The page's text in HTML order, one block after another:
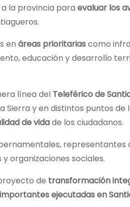
a la provincia para evaluar los
en áreas prioritariascomo
educación y desarrollo
línea del Teleférico de
y en distintos puntos de
de vidade los ciudadanos.
representantes
organizaciones sociales.
de transformación
ejecutadas en